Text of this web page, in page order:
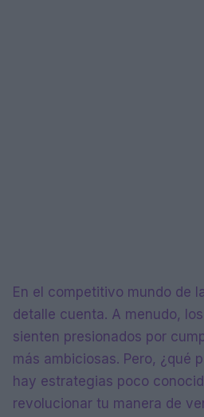
En el competitivo mundo de
detalle cuenta. A menudo,
sienten presionados por
más ambiciosas. Pero, ¿qué
hay estrategias poco
revolucionar tu manera de